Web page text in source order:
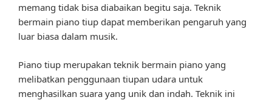
memang tidak bisa diabaikan begitu saja. Teknik
bermain piano tiup dapat memberikan pengaruh yang
luar biasa dalam musik.
Piano tiup merupakan teknik bermain piano yang
melibatkan penggunaan tiupan udara untuk
menghasilkan suara yang unik dan indah. Teknik ini